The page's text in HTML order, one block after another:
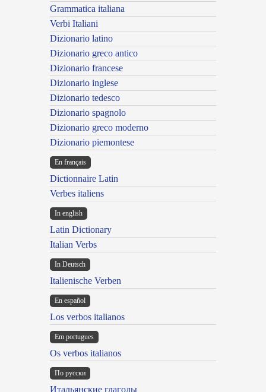
Grammatica italiana
Verbi Italiani
Dizionario latino
Dizionario greco antico
Dizionario francese
Dizionario inglese
Dizionario tedesco
Dizionario spagnolo
Dizionario greco moderno
Dizionario piemontese
En français
Dictionnaire Latin
Verbes italiens
In english
Latin Dictionary
Italian Verbs
In Deutsch
Italienische Verben
En español
Los verbos italianos
Em portugues
Os verbos italianos
По русски
Итальянские глаголы